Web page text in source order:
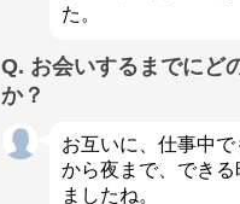
た。
Q. お会いするまでにど
か？
お互いに、仕事中
から夜まで、でき
ましたね。